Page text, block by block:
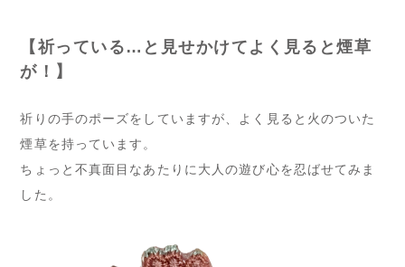
【祈っている…と見せかけてよく見ると煙草
が！】
祈りの手のポーズをしていますが、よく見ると火のついた
煙草を持っています。
ちょっと不真面目なあたりに大人の遊び心を忍ばせてみま
した。